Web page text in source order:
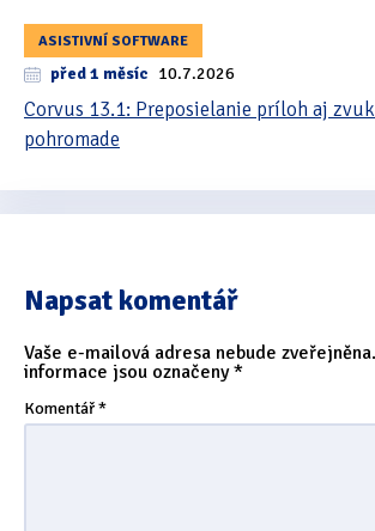
ASISTIVNÍ SOFTWARE
před 1 měsíc 10.7.2026
Corvus 13.1: Preposielanie príloh aj
pohromade
Napsat komentář
Vaše e-mailová adresa nebude zveřejněna.
informace jsou označeny*
Komentář*